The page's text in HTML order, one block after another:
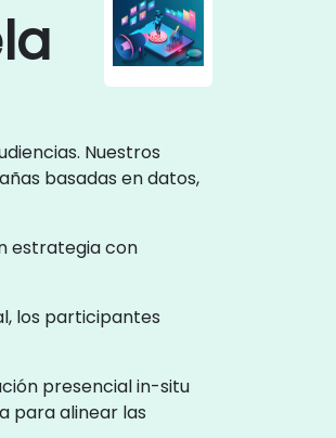
Nuestros
basadas en datos,
estrategia con
los participantes
presencial in-situ
para alinear las